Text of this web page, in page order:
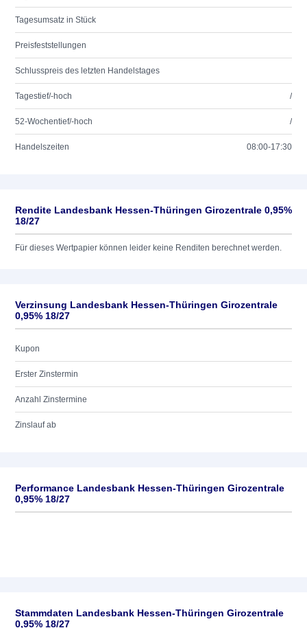
Tagesumsatz in Stück
Preisfeststellungen
Schlusspreis des letzten Handelstages
Tagestief/-hoch /
52-Wochentief/-hoch /
Handelszeiten 08:00-17:30
Rendite Landesbank Hessen-Thüringen Girozentrale 0,95%
18/27
Für dieses Wertpapier können leider keine Renditen berechnet werden.
Verzinsung Landesbank Hessen-Thüringen Girozentrale
0,95% 18/27
Kupon
Erster Zinstermin
Anzahl Zinstermine
Zinslauf ab
Performance Landesbank Hessen-Thüringen Girozentrale
0,95% 18/27
Stammdaten Landesbank Hessen-Thüringen Girozentrale
0,95% 18/27